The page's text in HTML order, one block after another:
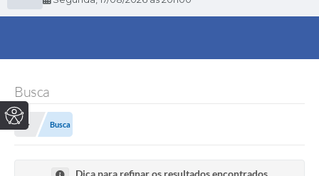
Busca
Busca